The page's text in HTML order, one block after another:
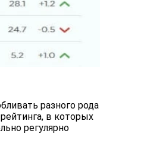
разного рода
в которых
регулярно